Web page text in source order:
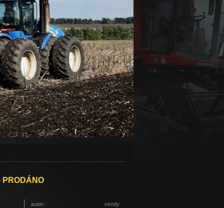
PRODÁNO
autor:
vendy